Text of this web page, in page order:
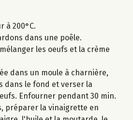
à 200°C.
dans une poêle.
les oeufs et la crème
dans un moule à charnière,
dans le fond et verser la
Enfourner pendant 30 min.
préparer la vinaigrette en